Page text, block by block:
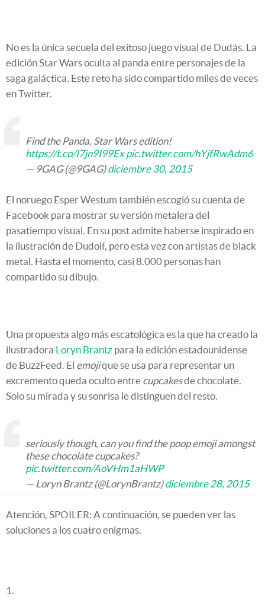
No es la única secuela del exitoso juego visual de Dudás. La
edición Star Wars oculta al panda entre personajes de la
saga galáctica. Este reto ha sido compartido miles de veces
en Twitter.
Find the Panda, Star Wars edition!
https://t.co/I7jn9I99Ex pic.twitter.com/hYjfRwAdm6
— 9GAG (@9GAG)diciembre 30, 2015
El noruego Esper Westum también escogió su cuenta de
Facebook para mostrar su versión metalera del
pasatiempo visual. En su post admite haberse inspirado en
la ilustración de Dudolf, pero esta vez con artistas de black
metal. Hasta el momento, casi 8.000 personas han
compartido su dibujo.
Una propuesta algo más escatológica es la que ha creado la
ilustradora Loryn Brantz para la edición estadounidense
de BuzzFeed. El emojique se usa para representar un
excremento queda oculto entre cupcakesde chocolate.
Solo su mirada y su sonrisa le distinguen del resto.
seriously though, can you find the poop emoji amongst
these chocolate cupcakes?
pic.twitter.com/AoVHm1aHWP
— Loryn Brantz (@LorynBrantz)diciembre 28, 2015
Atención, SPOILER: A continuación, se pueden ver las
soluciones a los cuatro enigmas.
1.